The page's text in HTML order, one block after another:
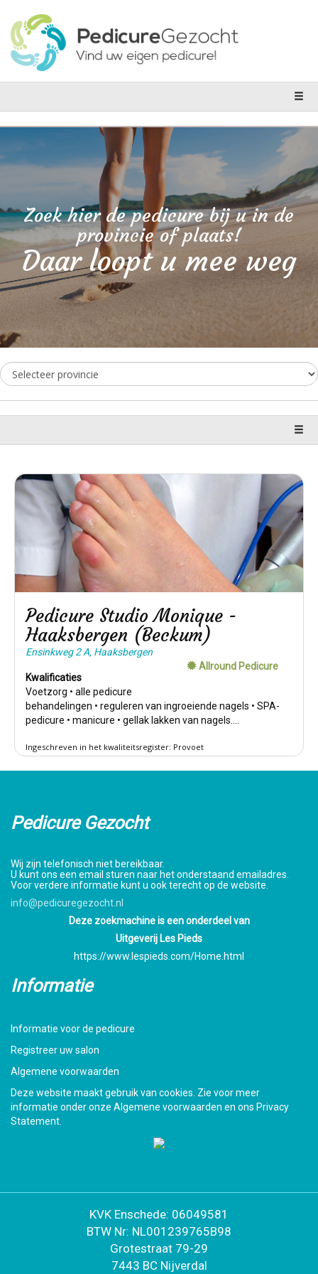
Zoek hier de pedicure bij u in de
provincie of plaats!
Daar loopt u mee weg
Pedicure Studio Monique -
Haaksbergen (Beckum)
Allround Pedicure
Ensinkweg 2 A, Haaksbergen
Kwalificaties
Voetzorg • alle pedicure
behandelingen • reguleren van ingroeiende nagels • SPA-
pedicure • manicure • gellak lakken van nagels....
Ingeschreven in het kwaliteitsregister: Provoet
Pedicure Gezocht
Wij zijn telefonisch niet bereikbaar.
U kunt ons een email sturen naar het onderstaand emailadres.
Voor verdere informatie kunt u ook terecht op de website.
info@pedicuregezocht.nl
Deze zoekmachine is een onderdeel van
Uitgeverij Les Pieds
https://www.lespieds.com/Home.html
Informatie
Informatie voor de pedicure
Registreer uw salon
Algemene voorwaarden
Deze website maakt gebruik van cookies. Zie voor meer
informatie onder onze Algemene voorwaarden en ons Privacy
Statement.
KVK Enschede: 06049581
BTW Nr: NL001239765B98
Grotestraat 79-29
7443 BC Nijverdal